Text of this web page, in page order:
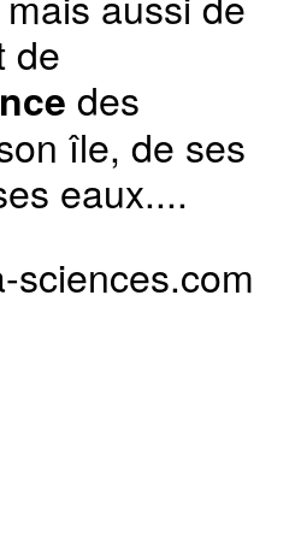
de
des
île, de ses
eaux....
sciences.com